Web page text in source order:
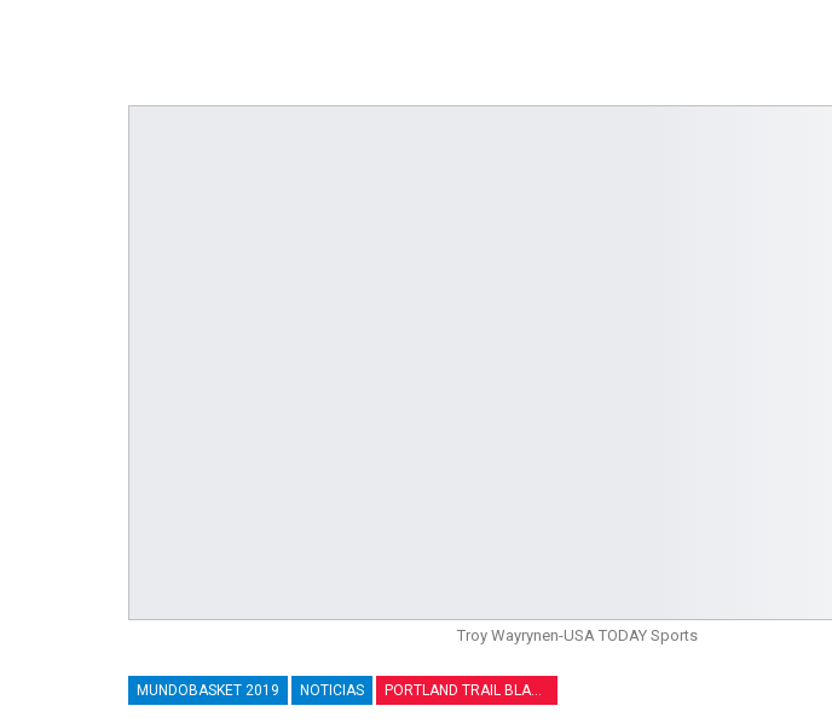
Troy Wayrynen-USA TODAY Sports
MUNDOBASKET 2019 NOTICIAS